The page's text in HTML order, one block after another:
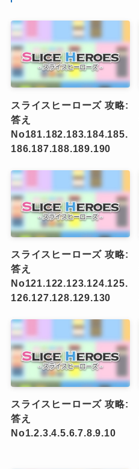
スライスヒーローズ 攻略:
答え
No181.182.183.184.185.
186.187.188.189.190
スライスヒーローズ 攻略:
答え
No121.122.123.124.125.
126.127.128.129.130
スライスヒーローズ 攻略:
答え
No1.2.3.4.5.6.7.8.9.10